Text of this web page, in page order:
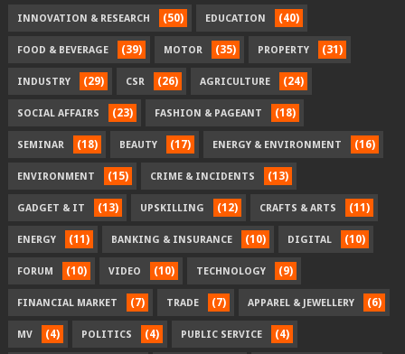
INNOVATION & RESEARCH (50) EDUCATION (40)
FOOD & BEVERAGE (39) MOTOR (35) PROPERTY (31)
INDUSTRY (29) CSR (26) AGRICULTURE (24)
SOCIAL AFFAIRS (23) FASHION & PAGEANT (18)
SEMINAR (18) BEAUTY (17) ENERGY & ENVIRONMENT (16)
ENVIRONMENT (15) CRIME & INCIDENTS (13)
GADGET & IT (13) UPSKILLING (12) CRAFTS & ARTS (11)
ENERGY (11) BANKING & INSURANCE (10) DIGITAL (10)
FORUM (10) VIDEO (10) TECHNOLOGY (9)
FINANCIAL MARKET (7) TRADE (7) APPAREL & JEWELLERY (6)
MV (4) POLITICS (4) PUBLIC SERVICE (4)